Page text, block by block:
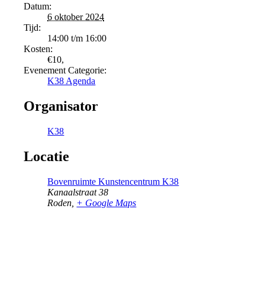
Datum:
6 oktober 2024
Tijd:
14:00 t/m 16:00
Kosten:
€10,
Evenement Categorie:
K38 Agenda
Organisator
K38
Locatie
Bovenruimte Kunstencentrum K38
Kanaalstraat 38
Roden + Google Maps